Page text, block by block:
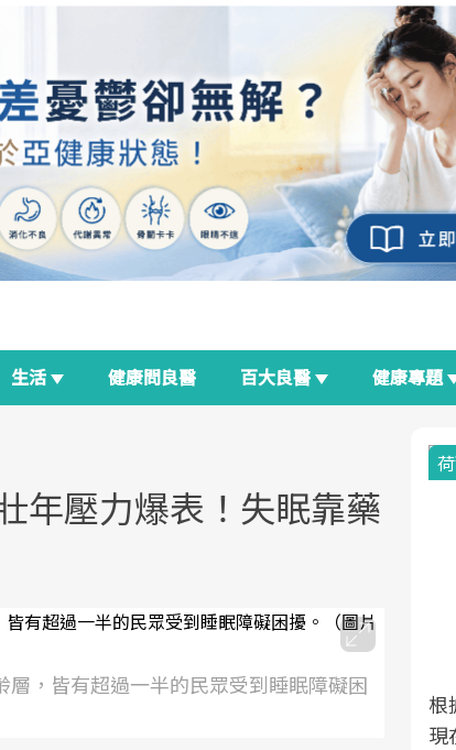
生活 健康問良醫 百大良醫 健康專題
年壓力爆表！失眠靠藥
層，皆有超過一半的民眾受到睡眠障礙困
面對超高齡社會的浪潮，台灣正在快速
2025年，就到良醫生活祭體驗「一站式
良醫健康網從「換季的身體變化」出
根
現